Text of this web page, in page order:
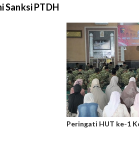
Sanksi PTDH
Peringati HUT ke-1